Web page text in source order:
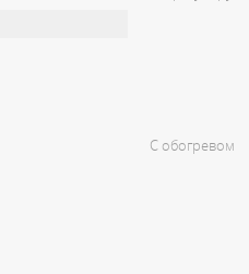
С обогревом